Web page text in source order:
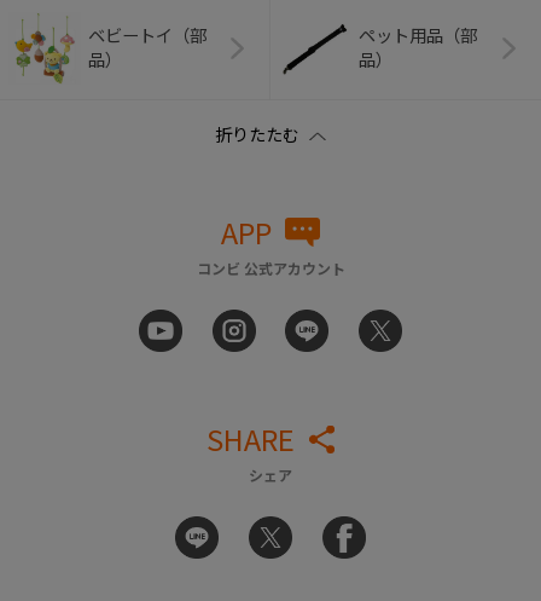
ベビートイ（部
品）
ペット用品（部
品）
APP
コンビ 公式アカウント
SHARE
シェア